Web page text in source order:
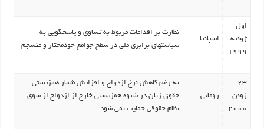
اول
ژوئیه
1999
اسپانیا
نظارت بر اقدامات مربوط به تساوی و پاسخگویی به
سیاستهای برابری ملی در سطح جوامع خودمختار و منسجم
23
ژوئن
2000
رومانی
به رغم کاهش نرخ ازدواج و افزایش شمار همزیستی
حقوق زنان در شیوه همزیستی خارج از ازدواج از سوی
نظام حقوقی حمایت نمی شود